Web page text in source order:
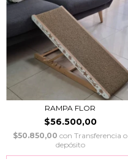
RAMPA FLOR
$56.500,00
$50.850,00 con Transferencia o
depósito